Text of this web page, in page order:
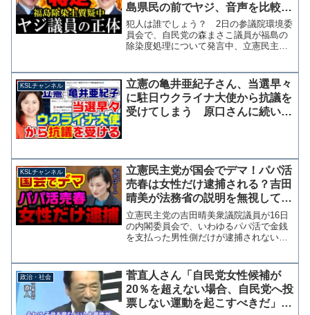
島県民の前でヤジ、音声を比較し
てみると・・・【KSLチャンネ
ル】
犯人は誰でしょう？ 2日の参議院環境委
員会で、自民党の森まさこ議員が福島の
除染度処理について発言中、立憲民主党
に対して無所属の寺田静議員が「傍聴席
に福島の皆さんもいる中...
KSLチャンネル
立憲の亀井亜紀子さん、当選早々
に駐日ウクライナ大使から抗議を
受けてしまう 原口さんに続いて
KSLチャンネル
立憲民主党が国会でデマ！パパ活
売春は女性だけ逮捕される？吉田
晴美が法務省の説明を無視して都
市伝説をドヤ顔で語る【KSLチャ
ンネル】
立憲民主党の吉田晴美衆議院議員が16日
の内閣委員会で、いわゆるパパ活で金銭
を支払った男性側だけが逮捕されないと
性だけが逮捕されるというのは都市伝説
レベルの話であって、売...
政治・社会
菅直人さん「自民党女性候補が
20％を超えない場合、自民党へ投
票しない運動を起こすべきだ」←